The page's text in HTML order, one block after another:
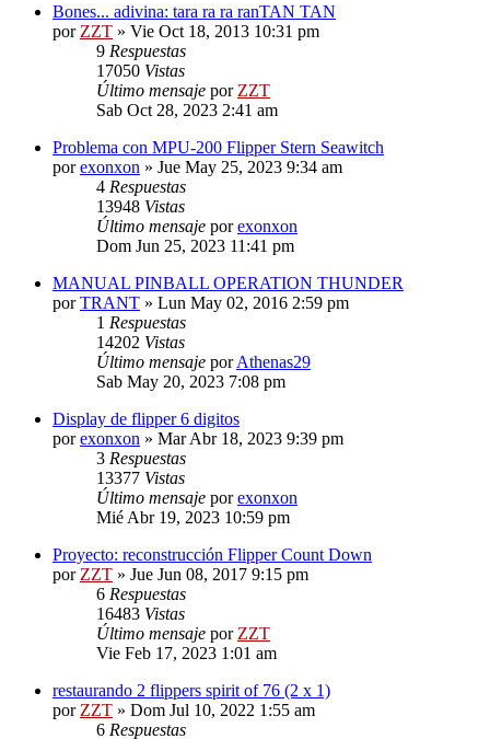
Bones... adivina: tara ra ra ranTAN TAN
por ZZT » Vie Oct 18, 2013 10:31 pm
9 Respuestas
17050 Vistas
Último mensaje por ZZT
Sab Oct 28, 2023 2:41 am
Problema con MPU-200 Flipper Stern Seawitch
porexonxon » Jue May 25, 2023 9:34 am
4 Respuestas
13948 Vistas
Último mensaje porexonxon
Dom Jun 25, 2023 11:41 pm
MANUAL PINBALL OPERATION THUNDER
porTRANT » Lun May 02, 2016 2:59 pm
1 Respuestas
14202 Vistas
Último mensaje porAthenas29
Sab May 20, 2023 7:08 pm
Display de flipper 6 digitos
porexonxon » Mar Abr 18, 2023 9:39 pm
3 Respuestas
13377 Vistas
Último mensaje porexonxon
Mié Abr 19, 2023 10:59 pm
Proyecto: reconstrucción Flipper Count Down
por ZZT » Jue Jun 08, 2017 9:15 pm
6 Respuestas
16483 Vistas
Último mensaje por ZZT
Vie Feb 17, 2023 1:01 am
restaurando 2 flippers spirit of 76 (2 x 1)
por ZZT » Dom Jul 10, 2022 1:55 am
6 Respuestas